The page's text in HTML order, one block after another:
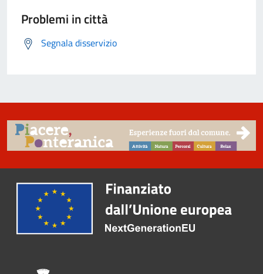
Problemi in città
Segnala disservizio